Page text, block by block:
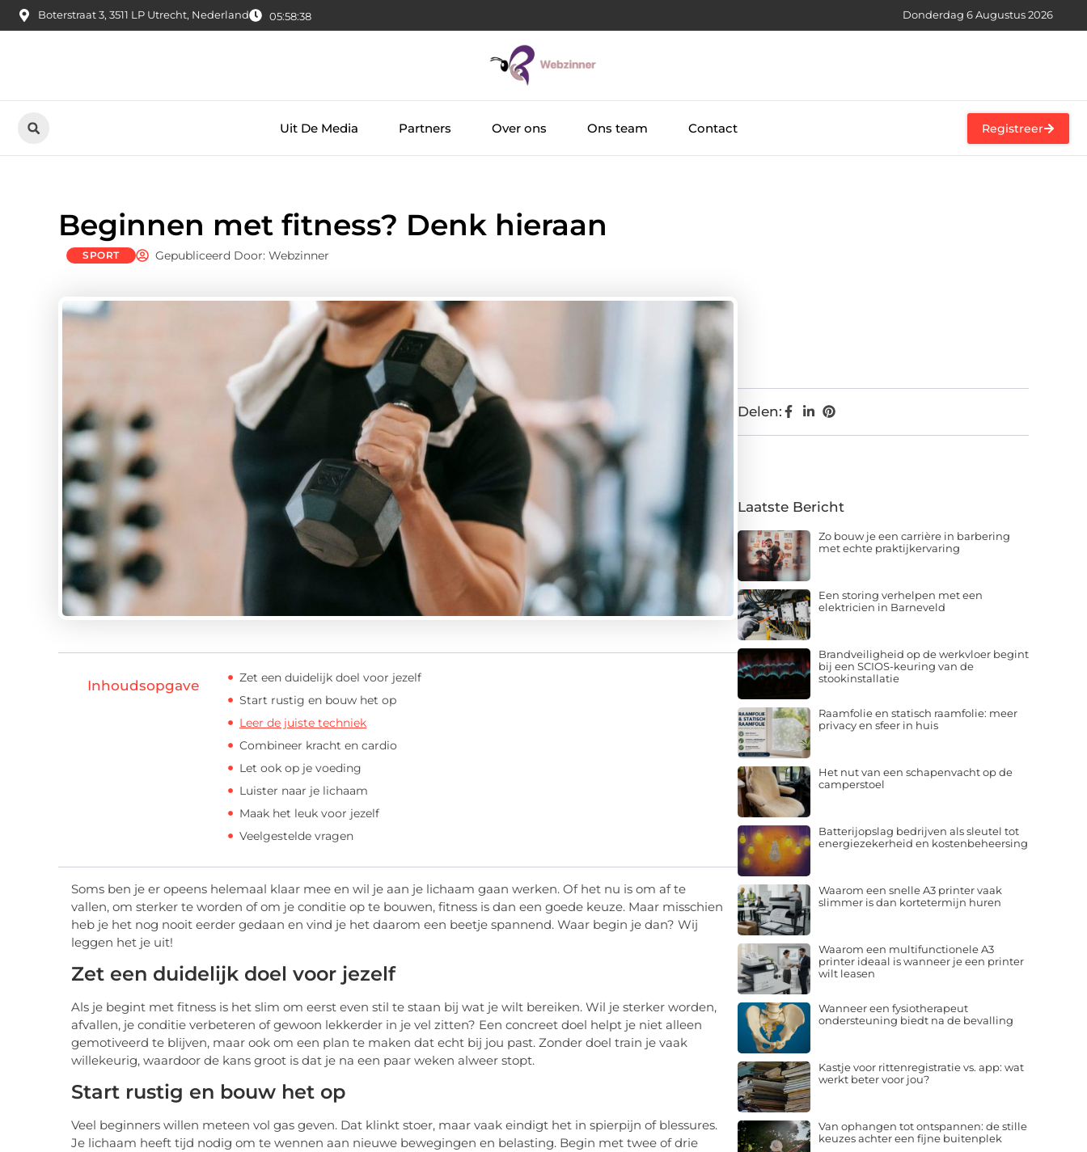
Boterstraat 3, 3511 LP Utrecht, Nederland 05:58:39 Donderdag 6 Augustus 2026
Uit De Media Partners Over ons Ons team Contact Registreer
Beginnen met fitness? Denk hieraan
SPORT Gepubliceerd Door: Webzinner
Inhoudsopgave
Zet een duidelijk doel voor jezelf
Start rustig en bouw het op
Leer de juiste techniek
Combineer kracht en cardio
Let ook op je voeding
Luister naar je lichaam
Maak het leuk voor jezelf
Veelgestelde vragen
Soms ben je er opeens helemaal klaar mee en wil je aan je lichaam gaan werken. Of het nu is om af te
vallen, om sterker te worden of om je conditie op te bouwen, fitness is dan een goede keuze. Maar misschien
heb je het nog nooit eerder gedaan en vind je het daarom een beetje spannend. Waar begin je dan? Wij
leggen het je uit!
Zet een duidelijk doel voor jezelf
Als je begint met fitness is het slim om eerst even stil te staan bij wat je wilt bereiken. Wil je sterker worden,
afvallen, je conditie verbeteren of gewoon lekkerder in je vel zitten? Een concreet doel helpt je niet alleen
gemotiveerd te blijven, maar ook om een plan te maken dat echt bij jou past. Zonder doel train je vaak
willekeurig, waardoor de kans groot is dat je na een paar weken alweer stopt.
Start rustig en bouw het op
Veel beginners willen meteen vol gas geven. Dat klinkt stoer, maar vaak eindigt het in spierpijn of blessures.
Je lichaam heeft tijd nodig om te wennen aan nieuwe bewegingen en belasting. Begin met twee of drie
Delen:
Laatste Bericht
Zo bouw je een carrière in barbering
met echte praktijkervaring
Een storing verhelpen met een
elektricien in Barneveld
Brandveiligheid op de werkvloer begint
bij een SCIOS-keuring van de
stookinstallatie
Raamfolie en statisch raamfolie: meer
privacy en sfeer in huis
Het nut van een schapenvacht op de
camperstoel
Batterijopslag bedrijven als sleutel tot
energiezekerheid en kostenbeheersing
Waarom een snelle A3 printer vaak
slimmer is dan kortetermijn huren
Waarom een multifunctionele A3
printer ideaal is wanneer je een printer
wilt leasen
Wanneer een fysiotherapeut
ondersteuning biedt na de bevalling
Kastje voor rittenregistratie vs. app: wat
werkt beter voor jou?
Van ophangen tot ontspannen: de stille
keuzes achter een fijne buitenplek